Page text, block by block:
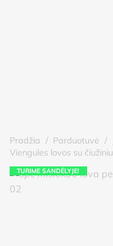
Pradžia / Parduotuvė /
Viengules lovos su čiužiniu
TURIME SANDĖLYJE!